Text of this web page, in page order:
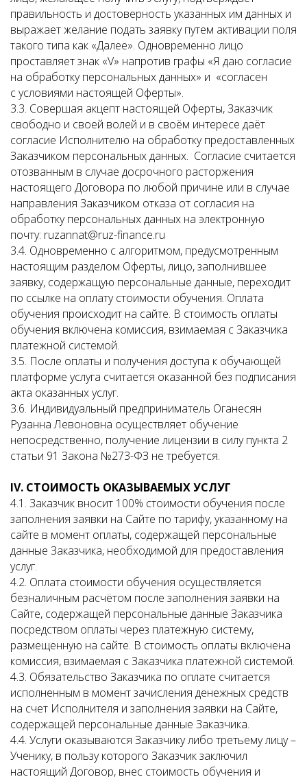
правильность и достоверность указанных им данных и
выражает желание подать заявку путем активации поля
такого типа как «Далее». Одновременно лицо
проставляет знак «V» напротив графы «Я даю согласие
на обработку персональных данных» и «согласен
с условиями настоящей Оферты».
3.3. Совершая акцепт настоящей Оферты, Заказчик
свободно и своей волей и в своём интересе даёт
согласие Исполнителю на обработку предоставленных
Заказчиком персональных данных. Согласие считается
отозванным в случае досрочного расторжения
настоящего Договора по любой причине или в случае
направления Заказчиком отказа от согласия на
обработку персональных данных на электронную
почту: ruzannat@ruz-finance.ru
3.4. Одновременно с алгоритмом, предусмотренным
настоящим разделом Оферты, лицо, заполнившее
заявку, содержащую персональные данные, переходит
по ссылке на оплату стоимости обучения. Оплата
обучения происходит на сайте. В стоимость оплаты
обучения включена комиссия, взимаемая с Заказчика
платежной системой.
3.5. После оплаты и получения доступа к обучающей
платформе услуга считается оказанной без подписания
акта оказанных услуг.
3.6. Индивидуальный предприниматель Оганесян
Рузанна Левоновна осуществляет обучение
непосредственно, получение лицензии в силу пункта 2
статьи 91 Закона №273-ФЗ не требуется.
IV. СТОИМОСТЬ ОКАЗЫВАЕМЫХ УСЛУГ
4.1. Заказчик вносит 100% стоимости обучения после
заполнения заявки на Сайте по тарифу, указанному на
сайте в момент оплаты, содержащей персональные
данные Заказчика, необходимой для предоставления
услуг.
4.2. Оплата стоимости обучения осуществляется
безналичным расчётом после заполнения заявки на
Сайте, содержащей персональные данные Заказчика
посредством оплаты через платежную систему,
размещенную на сайте. В стоимость оплаты включена
комиссия, взимаемая с Заказчика платежной системой.
4.3. Обязательство Заказчика по оплате считается
исполненным в момент зачисления денежных средств
на счет Исполнителя и заполнения заявки на Сайте,
содержащей персональные данные Заказчика.
4.4. Услуги оказываются Заказчику либо третьему лицу –
Ученику, в пользу которого Заказчик заключил
настоящий Договор, внес стоимость обучения и